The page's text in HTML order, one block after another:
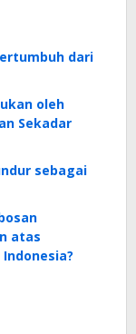
dari
oleh
Sekadar
sebagai
atas